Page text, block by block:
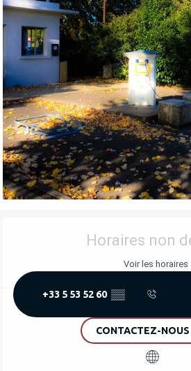
OUVERTURE ET
Horaires non
Voir les horaires
+33 5 53 52 60 ▒▒
CONTACTEZ-NOUS